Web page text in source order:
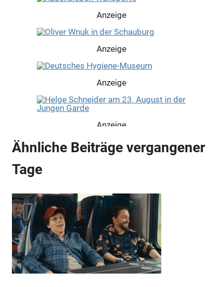
Anzeige
Anzeige
Anzeige
Anzeige
Anzeige
Anzeige
Anzeige
Ähnliche Beiträge vergangener
Tage